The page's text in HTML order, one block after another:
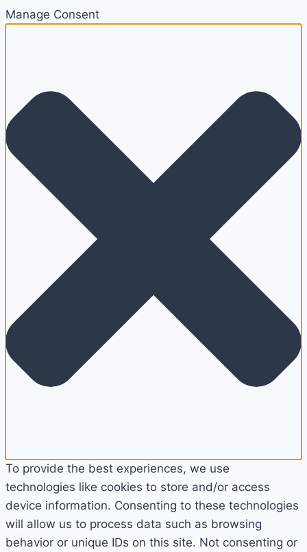
Manage Consent
To provide the best experiences, we use
technologies like cookies to store and/or access
device information. Consenting to these technologies
will allow us to process data such as browsing
behavior or unique IDs on this site. Not consenting or